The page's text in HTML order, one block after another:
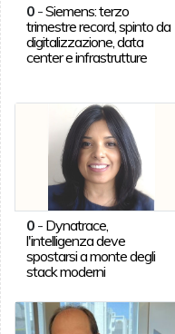
0-Siemens: terzo
trimestre record, spinto da
digitalizzazione, data
center e infrastrutture
0- Dynatrace,
l'intelligenza deve
spostarsi a monte degli
stack moderni